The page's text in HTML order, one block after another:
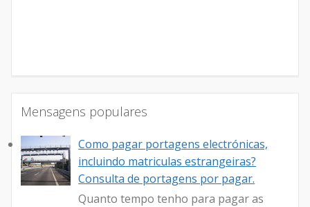
Mensagens populares
Como pagar portagens electrónicas,
incluindo matriculas estrangeiras?
Consulta de portagens por pagar.
Quanto tempo tenho para pagar as